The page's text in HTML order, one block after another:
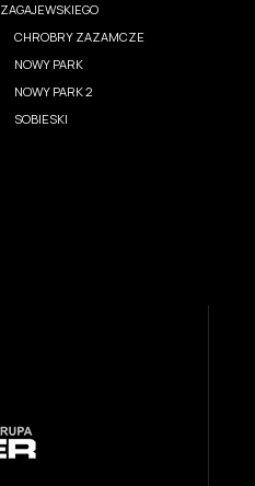
ZAGAJEWSKIEGO
CHROBRY ZAZAMCZE
NOWY PARK
NOWY PARK 2
SOBIESKI